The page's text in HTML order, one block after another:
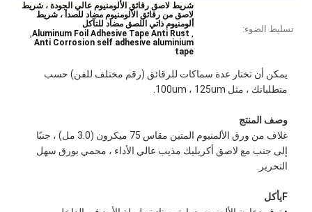
تسليط الضوء:
شريط لاصق رقائق الألومنيوم عالي الجودة ، شريط
لاصق من رقائق الألومنيوم مضاد للصدأ ، شريط
ألومنيوم ذاتي اللصق مضاد للتآكل
,
Aluminum Foil Adhesive Tape Anti Rust
,
Anti Corrosion self adhesive aluminium
tape
يمكن أن تختار عدة سماكات للرقائق (رقم مختلف للفن) حسب
متطلباتك ، مثل 100um ، 125um.
وصف المنتج
غلاف من ورق الألمنيوم المتين مقاس 75 ميكرون (3.0 مل) ، جنبًا
إلى جنب مع لاصق أكريليك مذيب عالي الأداء ، محمي بورق سهل
التحرير.
Fيأكل